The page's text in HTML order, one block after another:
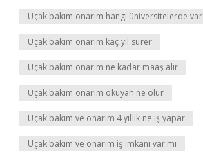
Uçak bakım onarım hangi üniversitelerde var
Uçak bakım onarım kaç yıl sürer
Uçak bakım onarım ne kadar maaş alır
Uçak bakım onarım okuyan ne olur
Uçak bakım ve onarım 4 yıllık ne iş yapar
Uçak bakım ve onarım iş imkanı var mı